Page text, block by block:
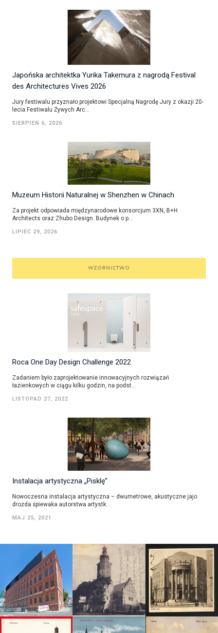
Japońska architektka Yurika Takemura z nagrodą Festival
des Architectures Vives 2026
Jury festiwalu przyznało projektowi Specjalną Nagrodę Jury z okazji 20-
lecia Festiwalu Żywych Arc...
SIERPIEŃ 6, 2026
Muzeum Historii Naturalnej w Shenzhen w Chinach
Za projekt odpowiada międzynarodowe konsorcjum 3XN, B+H
Architects oraz Zhubo Design. Budynek o p...
LIPIEC 29, 2026
WZORNICTWO
Roca One Day Design Challenge 2022
Zadaniem było zaprojektowanie innowacyjnych rozwiązań
łazienkowych w ciągu kilku godzin, na podst...
LISTOPAD 27, 2022
Instalacja artystyczna „Pisklę”
Nowoczesna instalacja artystyczna – dwumetrowe, akustyczne jajo
drozda śpiewaka autorstwa artystk...
MAJ 25, 2021